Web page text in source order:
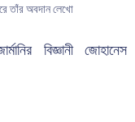
তাঁর অবদান লেখো
বিজ্ঞানী জোহানেস